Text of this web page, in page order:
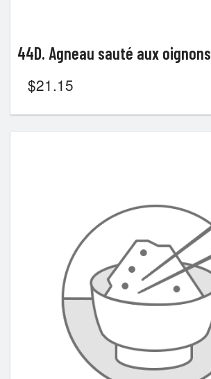
44D. Agneau sauté aux oignons
$21.15